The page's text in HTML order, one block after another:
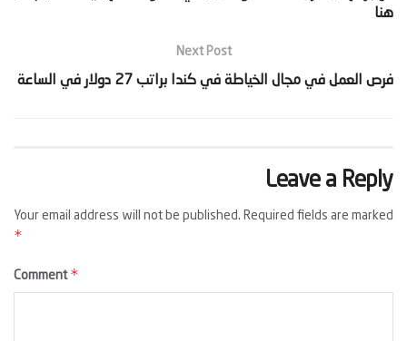
هنا‬
Next Post
‫فرص العمل في مجال الخياطة في كندا براتب 27 دولار في الساعة‬
Leave a Reply
Your email address will not be published. Required fields are marked
*
Comment *